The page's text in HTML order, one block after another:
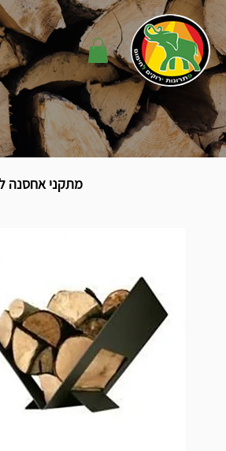
מתקני אחסנה